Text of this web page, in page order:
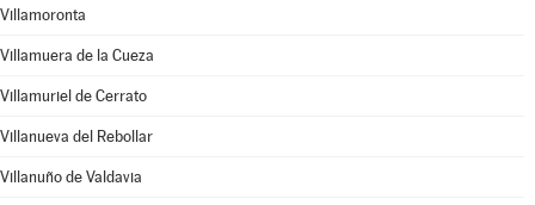
Villamoronta
Villamuera de la Cueza
Villamuriel de Cerrato
Villanueva del Rebollar
Villanuño de Valdavia